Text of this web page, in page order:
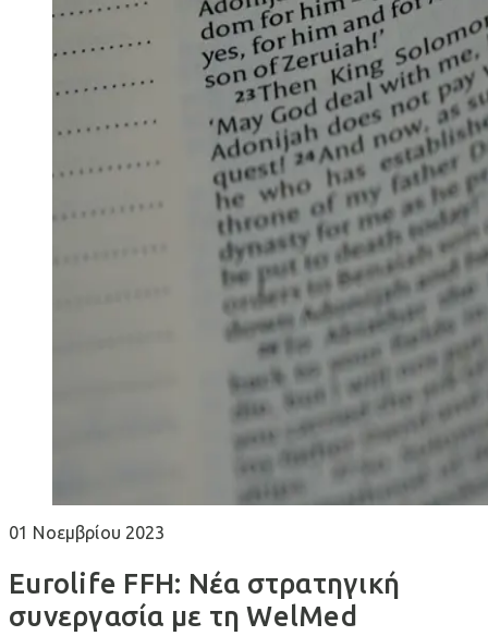
01 Νοεμβρίου 2023
Eurolife FFH: Νέα στρατηγική
συνεργασία με τη WelMed